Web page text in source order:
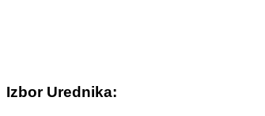
Izbor Urednika: